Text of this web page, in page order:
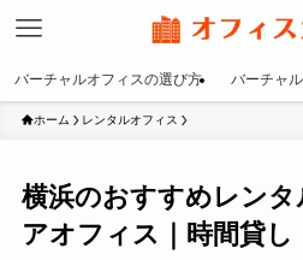
バーチャルオフィスの選び方 バーチャ
ホーム レンタルオフィス
横浜のおすすめレン
アオフィス｜時間貸し